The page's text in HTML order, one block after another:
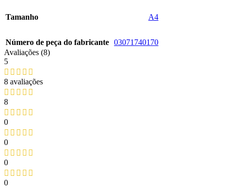
Tamanho ‎A4
Número de peça do fabricante ‎03071740170
Avaliações (8)
5
8 avaliações
8
0
0
0
0